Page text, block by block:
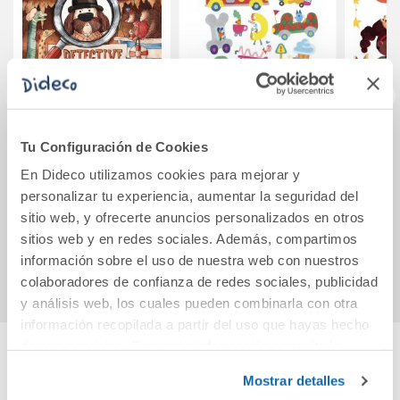
Tu Configuración de Cookies
En Dideco utilizamos cookies para mejorar y
personalizar tu experiencia, aumentar la seguridad del
sitio web, y ofrecerte anuncios personalizados en otros
sitios web y en redes sociales. Además, compartimos
información sobre el uso de nuestra web con nuestros
colaboradores de confianza de redes sociales, publicidad
y análisis web, los cuales pueden combinarla con otra
información recopilada a partir del uso que hayas hecho
Mostrar detalles
Detective Sansón
18,00€
Comprar
20,00€
Comprar
Cuéntanos tu opinión